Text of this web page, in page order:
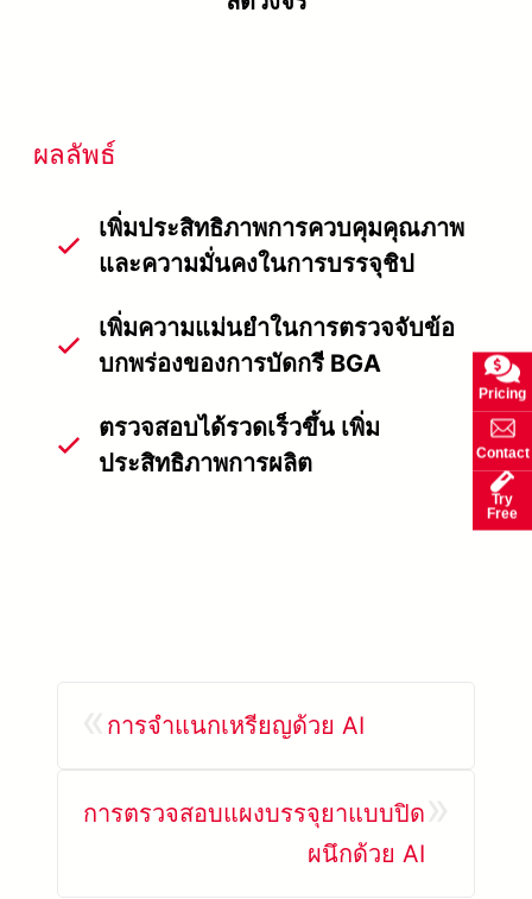
ผลลัพธ์
เพิ่มประสิทธิภาพการควบคุมคุณภาพ
และความมั่นคงในการบรรจุชิป
เพิ่มความแม่นยำในการตรวจจับข้อ
บกพร่องของการบัดกรี BGA
ตรวจสอบได้รวดเร็วขึ้น เพิ่ม
ประสิทธิภาพการผลิต
การจำแนกเหรียญด้วย AI
การตรวจสอบแผงบรรจุยาแบบปิด
ผนึกด้วย AI
Pricing
Contact
Try
Free